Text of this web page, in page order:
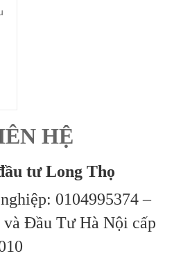
HỆ
tư Long Thọ
0104995374 –
và Đầu Tư Hà Nội cấp